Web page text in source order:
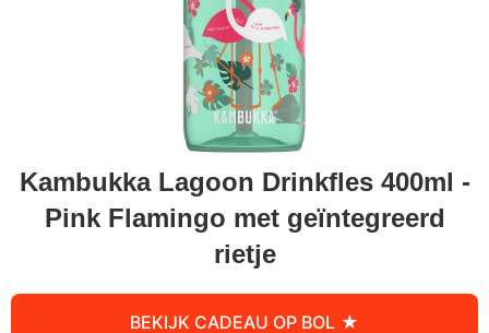
Kambukka Lagoon Drinkfles 400ml -
Pink Flamingo met geïntegreerd
rietje
BEKIJK CADEAU OP BOL